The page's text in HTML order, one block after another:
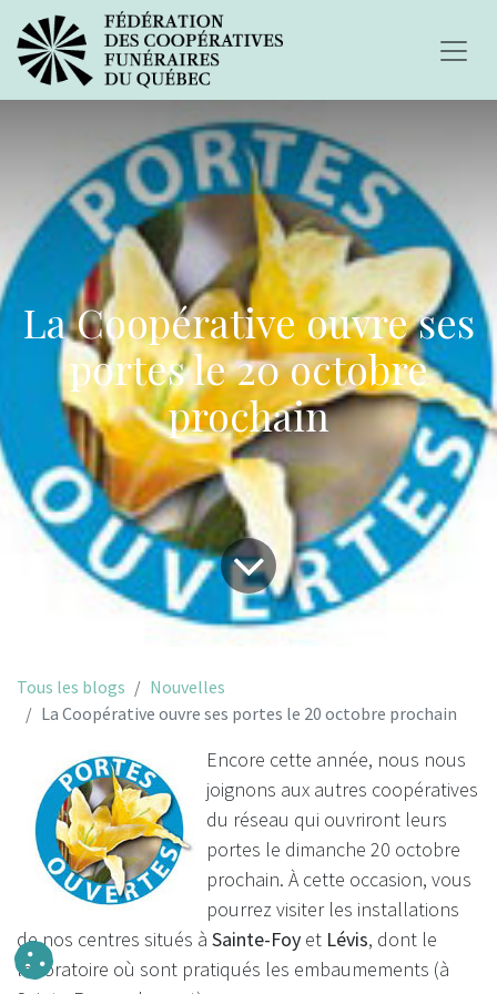
La Coopérative ouvre ses
portes le 20 octobre
prochain
Tous les blogs
Nouvelles
La Coopérative ouvre ses portes le 20 octobre prochain
Encore cette année, nous nous
joignons aux autres coopératives
du réseau qui ouvriront leurs
portes le dimanche 20 octobre
prochain. À cette occasion, vous
pourrez visiter les installations
de nos centres situés à Sainte-Foy et Lévis, dont le
laboratoire où sont pratiqués les embaumements (à